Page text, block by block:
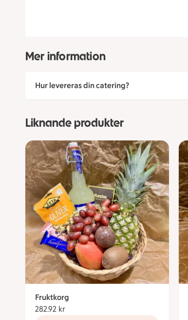
Mer information
Hur levereras din catering?
Liknande produkter
Fruktkorg
282.92 kr